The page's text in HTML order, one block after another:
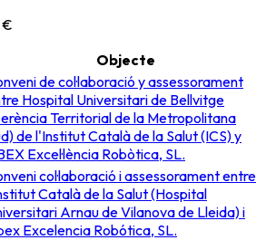
Objecte
de col·laboració y assessorament
Hospital Universitari de Bellvitge
Territorial de la Metropolitana
de l'Institut Català de la Salut (ICS) y
Excel·lència Robòtica, SL.
col·laboració i assessorament entre
Català de la Salut (Hospital
Arnau de Vilanova de Lleida) i
Excelencia Robótica, SL.